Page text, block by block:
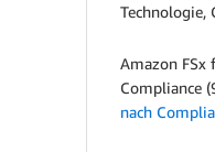
Technologie,
Amazon FSx
Compliance
nach